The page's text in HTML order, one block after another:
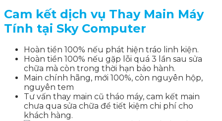
Cam kết dịch vụ Thay Main Máy
Tính tại Sky Computer
Hoàn tiền 100% nếu phát hiện tráo linh kiện.
Hoàn tiền 100% nếu gặp lỗi quá 3 lần sau sửa
chữa mà còn trong thời hạn bảo hành.
Main chính hãng, mới 100%, còn nguyên hộp,
nguyên tem
Tư vấn thay main cũ tháo máy, cam kết main
chưa qua sửa chữa để tiết kiệm chi phí cho
khách hàng.